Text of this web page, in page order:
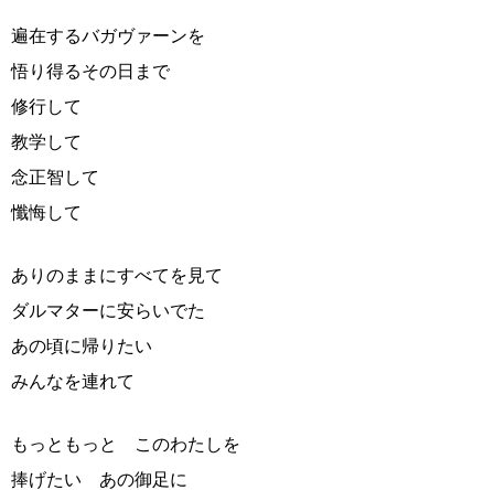
遍在するバガヴァーンを
悟り得るその日まで
修行して
教学して
念正智して
懺悔して
ありのままにすべてを見て
ダルマターに安らいでた
あの頃に帰りたい
みんなを連れて
もっともっと このわたしを
捧げたい あの御足に